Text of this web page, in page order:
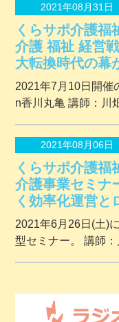
2021年08月31日
くらサポ介護福
介護 福祉 経営
大転換時代の幕
2021年7月10日開催
n香川丸亀 講師：川
2021年08月06日
くらサポ介護福
介護事業セミナ
く効率化運営と
2021年6月26日(土)
型セミナー。 講師